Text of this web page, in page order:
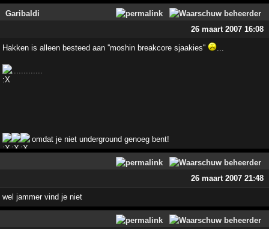
Garibaldi
26 maart 2007 16:08
Hakken is alleen besteed aan ''moshin breakcore sjaakies'' ...
.............
omdat je niet underground genoeg bent!
26 maart 2007 21:48
wel jammer vind je niet